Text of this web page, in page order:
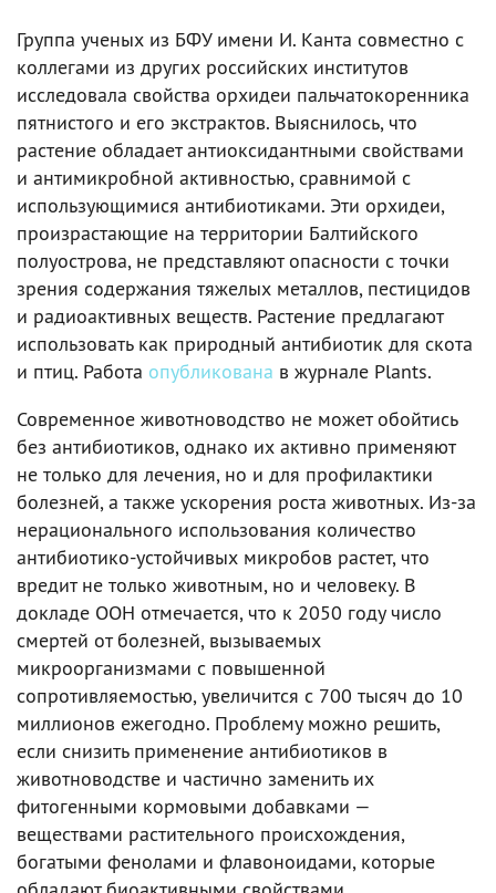
Группа ученых из БФУ имени И. Канта совместно с
коллегами из других российских институтов
исследовала свойства орхидеи пальчатокоренника
пятнистого и его экстрактов. Выяснилось, что
растение обладает антиоксидантными свойствами
и антимикробной активностью, сравнимой с
использующимися антибиотиками. Эти орхидеи,
произрастающие на территории Балтийского
полуострова, не представляют опасности c точки
зрения содержания тяжелых металлов, пестицидов
и радиоактивных веществ. Растение предлагают
использовать как природный антибиотик для скота
и птиц. Работа опубликована в журнале Plants.
Современное животноводство не может обойтись
без антибиотиков, однако их активно применяют
не только для лечения, но и для профилактики
болезней, а также ускорения роста животных. Из-за
нерационального использования количество
антибиотико-устойчивых микробов растет, что
вредит не только животным, но и человеку. В
докладе ООН отмечается, что к 2050 году число
смертей от болезней, вызываемых
микроорганизмами с повышенной
сопротивляемостью, увеличится с 700 тысяч до 10
миллионов ежегодно. Проблему можно решить,
если снизить применение антибиотиков в
животноводстве и частично заменить их
фитогенными кормовыми добавками —
веществами растительного происхождения,
богатыми фенолами и флавоноидами, которые